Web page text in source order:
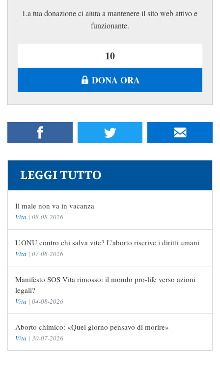
La tua donazione ci aiuta a mantenere il sito web attivo e
funzionante.
DONA ORA
LEGGI TUTTO
Il male non va in vacanza
Vita | 08-08-2026
L’ONU contro chi salva vite? L’aborto riscrive i diritti umani
Vita | 07-08-2026
Manifesto SOS Vita rimosso: il mondo pro-life verso azioni
legali?
Vita | 04-08-2026
Aborto chimico: «Quel giorno pensavo di morire»
Vita | 30-07-2026